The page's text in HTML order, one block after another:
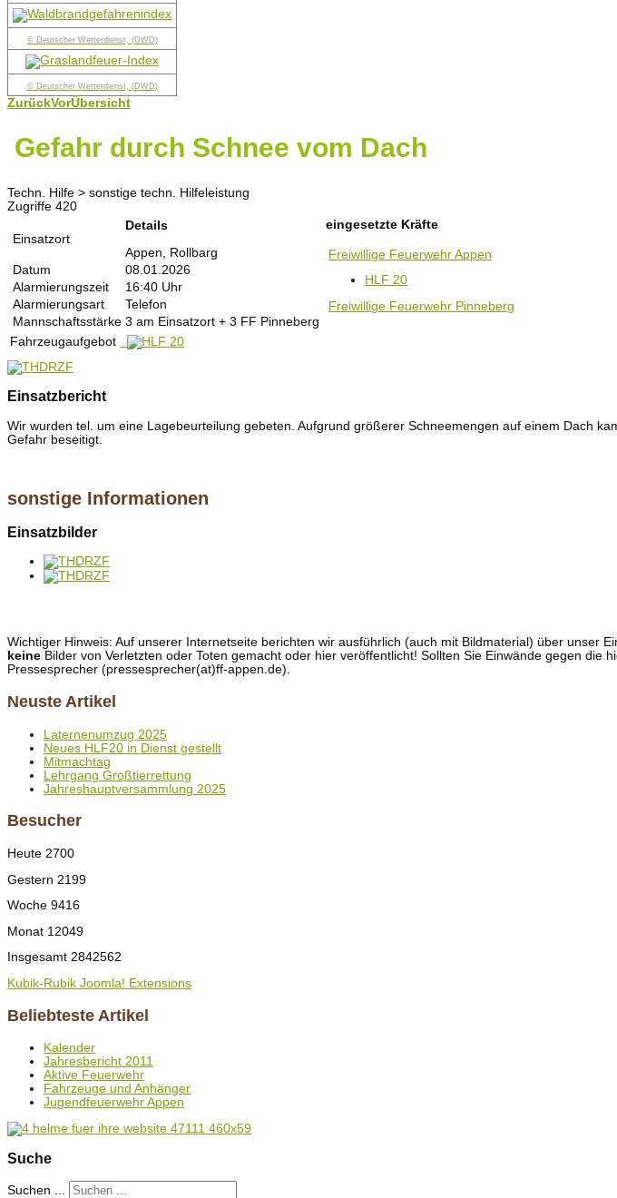
© Deutscher Wetterdienst, (DWD)
© Deutscher Wetterdienst, (DWD)
ZurückVorÜbersicht
Gefahr durch Schnee vom Dach
Techn. Hilfe > sonstige techn. Hilfeleistung
Zugriffe 420
Einsatzort
Details
Appen, Rollbarg
Datum
08.01.2026
Alarmierungszeit
16:40 Uhr
Alarmierungsart
Telefon
Mannschaftsstärke 3 am Einsatzort + 3 FF Pinneberg
eingesetzte Kräfte
Freiwillige Feuerwehr Appen
HLF 20
Freiwillige Feuerwehr Pinneberg
Fahrzeugaufgebot
Einsatzbericht
Wir wurden tel. um eine Lagebeurteilung gebeten. Aufgrund größerer Schneemengen auf einem Dach
Gefahr beseitigt.
sonstige Informationen
Einsatzbilder
Wichtiger Hinweis: Auf unserer Internetseite berichten wir ausführlich (auch mit Bildmaterial) über unser
keine Bilder von Verletzten oder Toten gemacht oder hier veröffentlicht! Sollten Sie Einwände gegen
Pressesprecher (pressesprecher(at)ff-appen.de).
Neuste Artikel
Laternenumzug 2025
Neues HLF20 in Dienst gestellt
Mitmachtag
Lehrgang Großtierrettung
Jahreshauptversammlung 2025
Besucher
Heute 2700
Gestern 2199
Woche 9416
Monat 12049
Insgesamt 2842562
Kubik-Rubik Joomla! Extensions
Beliebteste Artikel
Kalender
Jahresbericht 2011
Aktive Feuerwehr
Fahrzeuge und Anhänger
Jugendfeuerwehr Appen
Suche
Suchen ...